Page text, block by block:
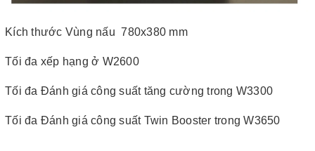
Kích thước Vùng nấu 780x380 mm
Tối đa xếp hạng ở W2600
Tối đa Đánh giá công suất tăng cường trong W3300
Tối đa Đánh giá công suất Twin Booster trong W3650